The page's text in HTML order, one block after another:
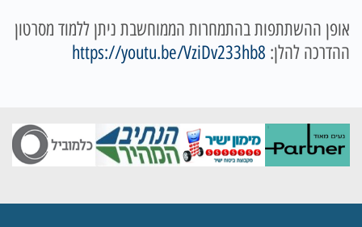
אופן ההשתתפות בהתמחרות הממוחשבת ניתן ללמוד מסרטון
ההדרכה להלן: https://youtu.be/VziDv233hb8